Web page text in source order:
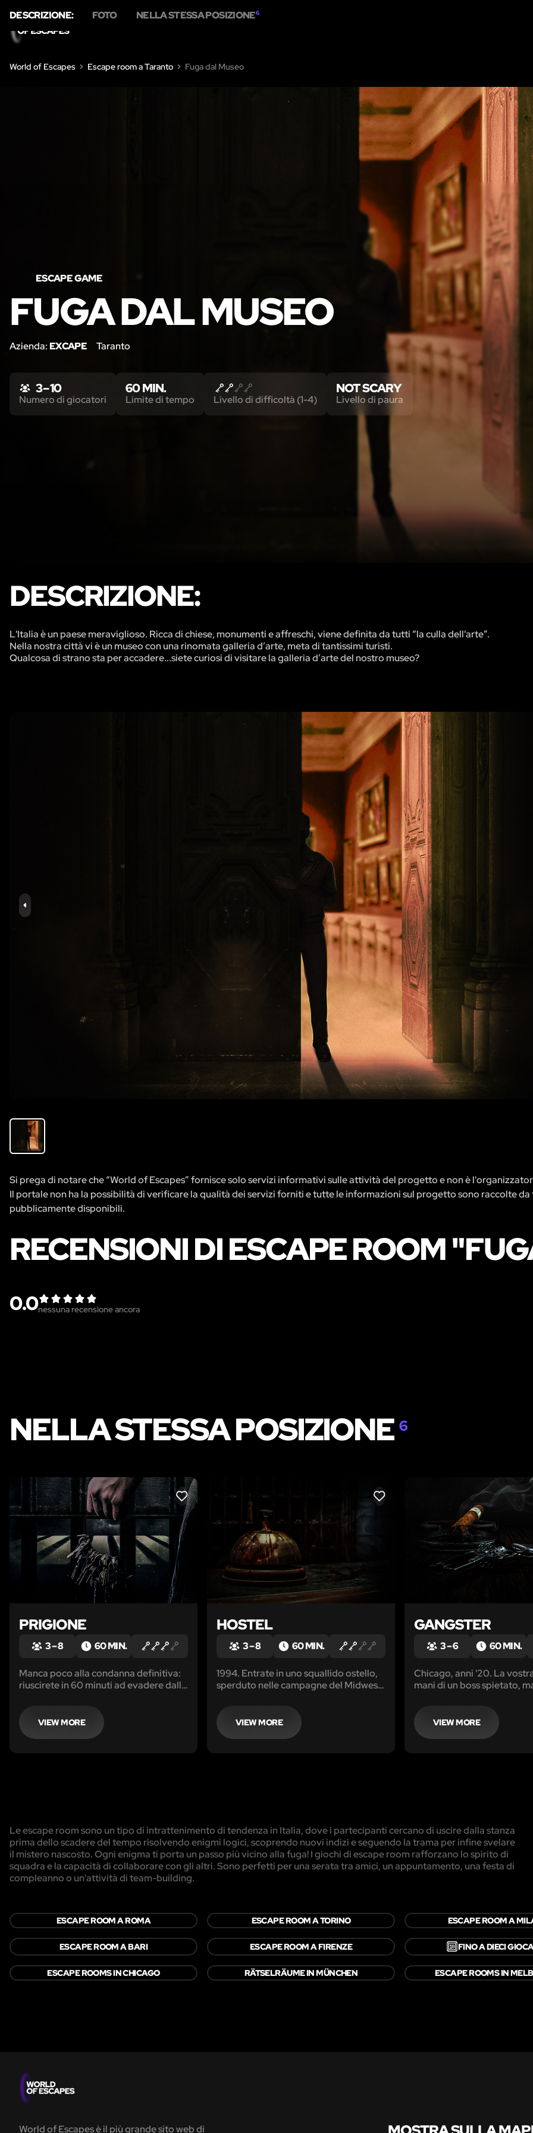
World of Escapes Escape room a Taranto Fuga dal Museo
ESCAPE GAME
FUGA DAL MUSEO
Azienda: EXCAPE Taranto
DESCRIZIONE: FOTO NELLA STESSA POSIZIONE6
3 – 10
Numero di giocatori
60 MIN.
Limite di tempo Livello di difficoltà (1-4)
NOT SCARY
Livello di paura
DESCRIZIONE:
L'Italia è un paese meraviglioso. Ricca di chiese, monumenti e affreschi, viene definita da tutti “la culla dell'arte”.
Nella nostra città vi è un museo con una rinomata galleria d’arte, meta di tantissimi turisti.
Qualcosa di strano sta per accadere...siete curiosi di visitare la galleria d’arte del nostro museo?
Si prega di notare che “World of Escapes” fornisce solo servizi informativi sulle attività del progetto e non è
Il portale non ha la possibilità di verificare la qualità dei servizi forniti e tutte le informazioni sul progetto sono raccolte
pubblicamente disponibili.
RECENSIONI DI ESCAPE ROOM
0.0nessuna recensione ancora
NELLA STESSA POSIZIONE6
LIKE
PRIGIONE
3 – 8 60 MIN.
Manca poco alla condanna definitiva:
riuscirete in 60 minuti ad evadere dalla
clandestino?
VIEW MORE
LIKE
HOSTEL
3 – 8 60 MIN.
1994. Entrate in uno squallido ostello,
sperduto nelle campagne del Midwest.
ma nessuno vi accoglie.
VIEW MORE
GANGSTER
3 – 6 60 MIN.
Chicago, anni '20. La
mani di un boss spietato,
utile...sarete in grado di
la libertà?
VIEW MORE
Le escape room sono un tipo di intrattenimento di tendenza in Italia, dove i partecipanti cercano di uscire dalla stanza
prima dello scadere del tempo risolvendo enigmi logici, scoprendo nuovi indizi e seguendo la trama per infine svelare
il mistero nascosto. Ogni enigma ti porta un passo più vicino alla fuga! I giochi di escape room rafforzano lo spirito di
squadra e la capacità di collaborare con gli altri. Sono perfetti per una serata tra amici, un appuntamento, una festa di
compleanno o un'attività di team-building.
ESCAPE ROOM A ROMA ESCAPE ROOM A TORINO ESCAPE ROOM A
ESCAPE ROOM A BARI ESCAPE ROOM A FIRENZE 🔟FINO A DIECI
ESCAPE ROOMS IN CHICAGO RÄTSELRÄUME IN MÜNCHEN ESCAPE ROOMS IN
World of Escapes è il più grande sito web di